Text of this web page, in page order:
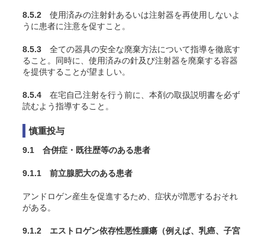
8.5.2 使用済みの注射針あるいは注射器を再使用しないよ
うに患者に注意を促すこと。
8.5.3 全ての器具の安全な廃棄方法について指導を徹底す
ること。同時に、使用済みの針及び注射器を廃棄する容器
を提供することが望ましい。
8.5.4 在宅自己注射を行う前に、本剤の取扱説明書を必ず
読むよう指導すること。
慎重投与
9.1 合併症・既往歴等のある患者
9.1.1 前立腺肥大のある患者
アンドロゲン産生を促進するため、症状が増悪するおそれ
がある。
9.1.2 エストロゲン依存性悪性腫瘍（例えば、乳癌、子宮